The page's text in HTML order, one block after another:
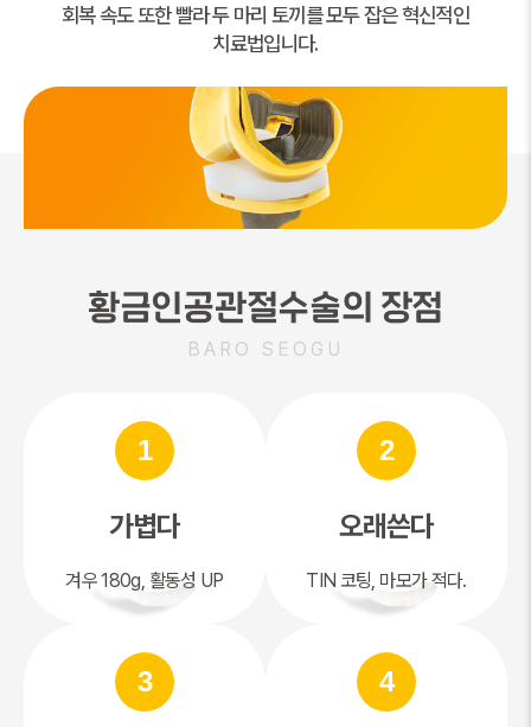
회복 속도 또한 빨라 두 마리 토끼를 모두 잡은 혁신적인
치료법입니다.
황금인공관절수술의 장점
BARO SEOGU
1
가볍다
겨우 180g, 활동성 UP
2
오래쓴다
TIN 코팅, 마모가 적다.
3 4